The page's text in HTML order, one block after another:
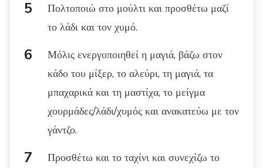
Πολτοποιώ στο μούλτι και προσθέτω μαζί
το λάδι και τον χυμό.
Μόλις ενεργοποιηθεί η μαγιά, βάζω στον
κάδο του μίξερ, το αλεύρι, τη μαγιά, τα
μπαχαρικά και τη μαστίχα, το μείγμα
χουρμάδες/λάδι/χυμός και ανακατεύω με τον
γάντζο.
Προσθέτω και το ταχίνι και συνεχίζω το